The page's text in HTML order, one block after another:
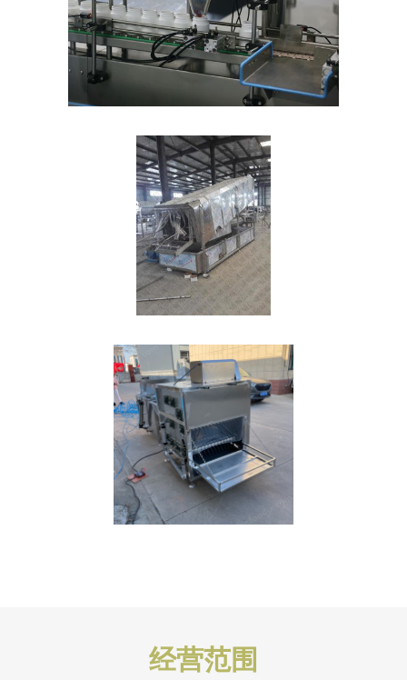
经营范围